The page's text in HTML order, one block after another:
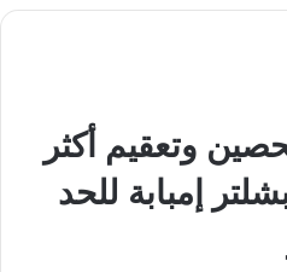
وتعقيم أكثر
بشلتر إمبابة للحد